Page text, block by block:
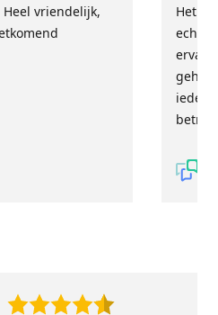
vriendelijk,
Het
echt